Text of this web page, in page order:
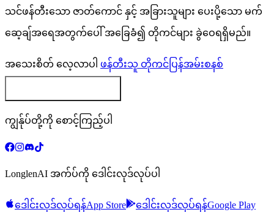
သင်ဖန်တီးသော ဇာတ်ကောင် နှင့် အခြားသူများ ပေးပို့သော မက်
ဆေ့ချ်အရေအတွက်ပေါ် အခြေခံ၍ တိုကင်များ ခွဲဝေရရှိမည်။
အသေးစိတ် လေ့လာပါ ဖန်တီးသူ တိုကင်ပြန်အမ်းစနစ်
ကျွန်ုပ်တို့ကို စောင့်ကြည့်ပါ
LonglenAI အက်ပ်ကို ဒေါင်းလုဒ်လုပ်ပါ
ဒေါင်းလုဒ်လုပ်ရန်App Store ဒေါင်းလုဒ်လုပ်ရန်Google Play